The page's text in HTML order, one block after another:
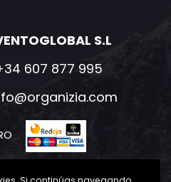
S.L
607 877 995